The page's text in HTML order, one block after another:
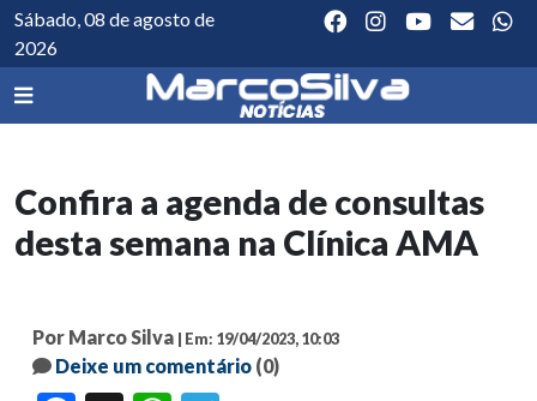
Sábado, 08 de agosto de
2026
Confira a agenda de consultas
desta semana na Clínica AMA
Por Marco Silva | Em: 19/04/2023, 10:03
Deixe um comentário (0)